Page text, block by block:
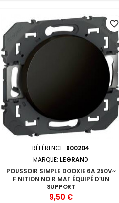
RÉFÉRENCE: 600204
MARQUE: LEGRAND
POUSSOIR SIMPLE DOOXIE 6A 250V~
FINITION NOIR MAT ÉQUIPÉ D’UN
SUPPORT
Prix
9,50 €
favorite_border